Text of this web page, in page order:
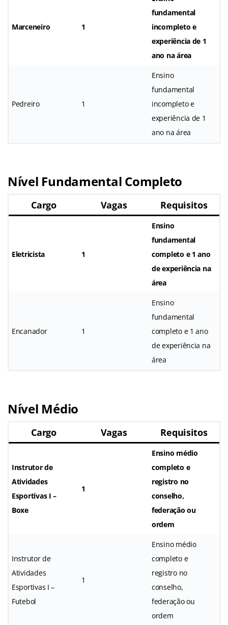
Marceneiro 1
fundamental
incompleto e
experiência de 1
ano na área
Pedreiro 1
Ensino
fundamental
incompleto e
experiência de 1
ano na área
Nível Fundamental Completo
Cargo Vagas Requisitos
Eletricista 1
Ensino
fundamental
completo e 1 ano
de experiência na
área
Encanador 1
Ensino
fundamental
completo e 1 ano
de experiência na
área
Nível Médio
Cargo Vagas Requisitos
Instrutor de
Atividades
Esportivas I –
Boxe
1
Ensino médio
completo e
registro no
conselho,
federação ou
ordem
Instrutor de
Atividades
Esportivas I –
Futebol
1
Ensino médio
completo e
registro no
conselho,
federação ou
ordem